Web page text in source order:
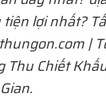
lợi nhất?
|
Thu Chiết